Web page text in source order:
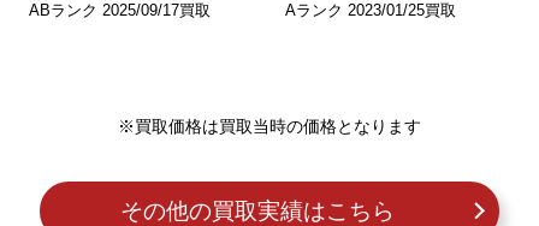
ABランク 2025/09/17買取 Aランク 2023/01/25買取
※買取価格は買取当時の価格となります
その他の買取実績はこちら